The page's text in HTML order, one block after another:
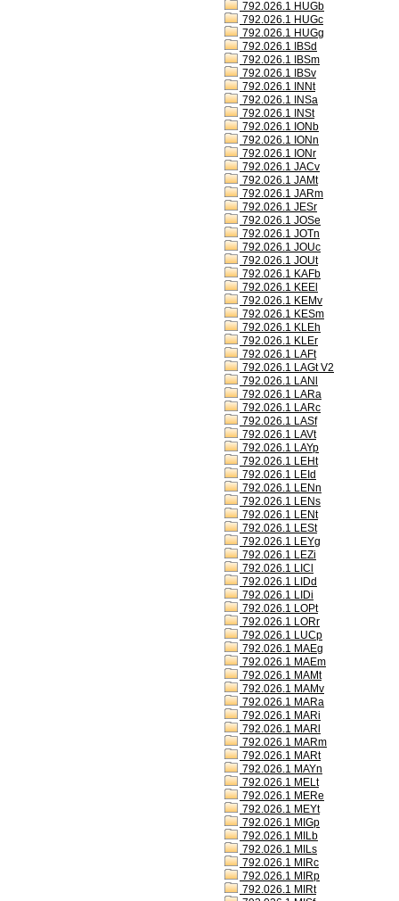
792.026.1 HUGb
792.026.1 HUGc
792.026.1 HUGg
792.026.1 IBSd
792.026.1 IBSm
792.026.1 IBSv
792.026.1 INNt
792.026.1 INSa
792.026.1 INSt
792.026.1 IONb
792.026.1 IONn
792.026.1 IONr
792.026.1 JACv
792.026.1 JAMt
792.026.1 JARm
792.026.1 JESr
792.026.1 JOSe
792.026.1 JOTn
792.026.1 JOUc
792.026.1 JOUt
792.026.1 KAFb
792.026.1 KEEl
792.026.1 KEMv
792.026.1 KESm
792.026.1 KLEh
792.026.1 KLEr
792.026.1 LAFt
792.026.1 LAGt V2
792.026.1 LANl
792.026.1 LARa
792.026.1 LARc
792.026.1 LASf
792.026.1 LAVt
792.026.1 LAYp
792.026.1 LEHt
792.026.1 LEId
792.026.1 LENn
792.026.1 LENs
792.026.1 LENt
792.026.1 LESt
792.026.1 LEYg
792.026.1 LEZi
792.026.1 LICl
792.026.1 LIDd
792.026.1 LIDi
792.026.1 LOPt
792.026.1 LORr
792.026.1 LUCp
792.026.1 MAEg
792.026.1 MAEm
792.026.1 MAMt
792.026.1 MAMv
792.026.1 MARa
792.026.1 MARi
792.026.1 MARl
792.026.1 MARm
792.026.1 MARt
792.026.1 MAYn
792.026.1 MELt
792.026.1 MERe
792.026.1 MEYt
792.026.1 MIGp
792.026.1 MILb
792.026.1 MILs
792.026.1 MIRc
792.026.1 MIRp
792.026.1 MIRt